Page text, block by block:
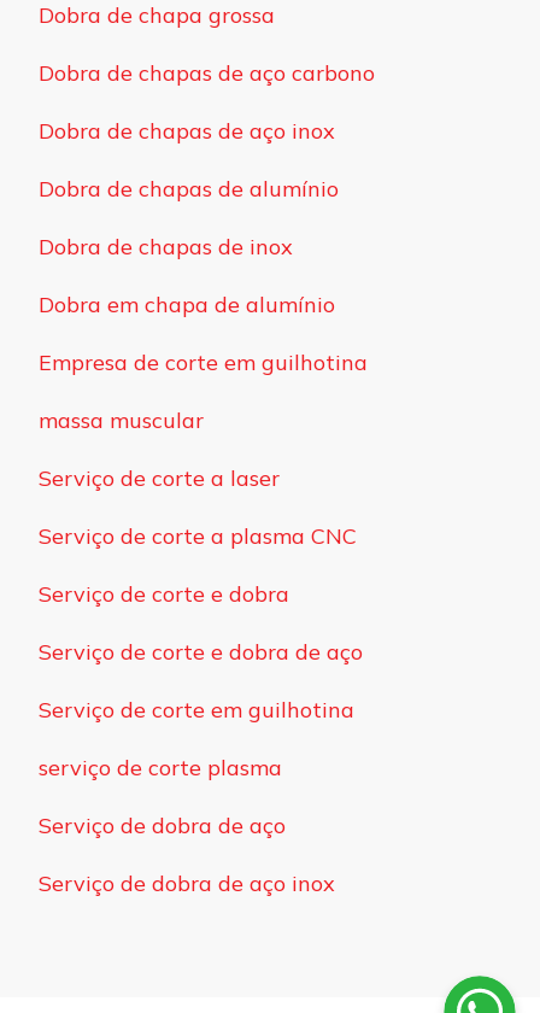
Dobra de chapa grossa
Dobra de chapas de aço carbono
Dobra de chapas de aço inox
Dobra de chapas de alumínio
Dobra de chapas de inox
Dobra em chapa de alumínio
Empresa de corte em guilhotina
massa muscular
Serviço de corte a laser
Serviço de corte a plasma CNC
Serviço de corte e dobra
Serviço de corte e dobra de aço
Serviço de corte em guilhotina
serviço de corte plasma
Serviço de dobra de aço
Serviço de dobra de aço inox